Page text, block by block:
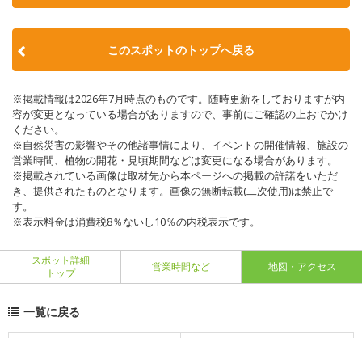
このスポットのトップへ戻る
※掲載情報は2026年7月時点のものです。随時更新をしておりますが内
容が変更となっている場合がありますので、事前にご確認の上おでかけ
ください。
※自然災害の影響やその他諸事情により、イベントの開催情報、施設の
営業時間、植物の開花・見頃期間などは変更になる場合があります。
※掲載されている画像は取材先から本ページへの掲載の許諾をいただ
き、提供されたものとなります。画像の無断転載(二次使用)は禁止で
す。
※表示料金は消費税8％ないし10％の内税表示です。
スポット詳細
トップ
営業時間など 地図・アクセス
一覧に戻る